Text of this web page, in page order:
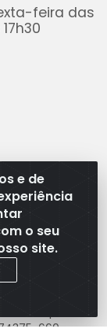
e de
o seu
site.
feira das
- CNPJ
660